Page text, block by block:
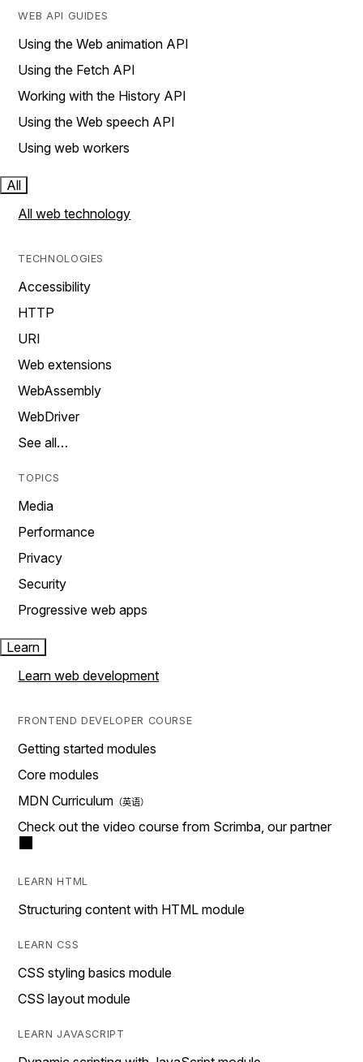
WEB API GUIDES
Using the Web animation API
Using the Fetch API
Working with the History API
Using the Web speech API
Using web workers
All
All web technology
TECHNOLOGIES
Accessibility
HTTP
URI
Web extensions
WebAssembly
WebDriver
See all…
TOPICS
Media
Performance
Privacy
Security
Progressive web apps
Learn
Learn web development
FRONTEND DEVELOPER COURSE
Getting started modules
Core modules
MDN Curriculum
Check out the video course from Scrimba, our partner
LEARN HTML
Structuring content with HTML module
LEARN CSS
CSS styling basics module
CSS layout module
LEARN JAVASCRIPT